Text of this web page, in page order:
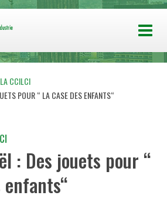
CCILCI
POUR “ LA CASE DES ENFANTS“
: Des jouets pour “
enfants“